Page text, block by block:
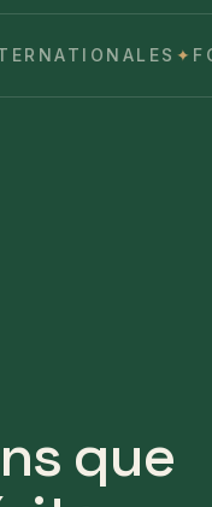
✦
que